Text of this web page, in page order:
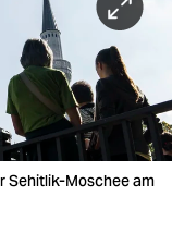
Sehitlik-Moschee am